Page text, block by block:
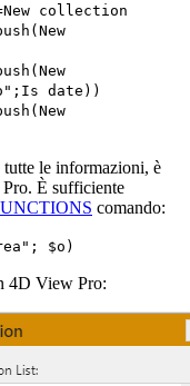
New collection
( New
( New
Is date ))
( New
le informazioni, è
È sufficiente
comando:
$o )
4D View Pro: